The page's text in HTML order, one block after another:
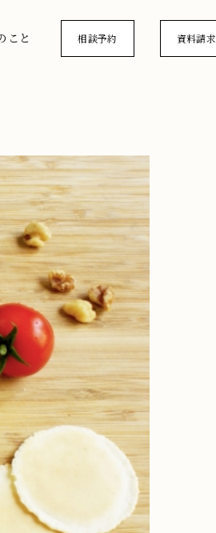
こと 相談予約 資料請求